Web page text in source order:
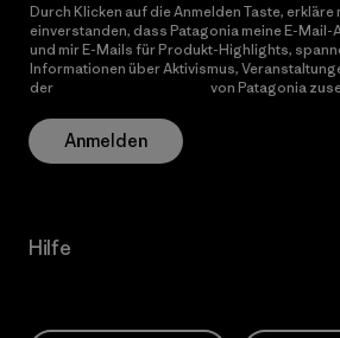
Durch Klicken auf die Anmelden Taste, erkläre
einverstanden, dass Patagonia meine E-
und mir E-Mails für Produkt-Highlights,
Informationen über Aktivismus,
der
von Patagonia
Anmelden
Hilfe